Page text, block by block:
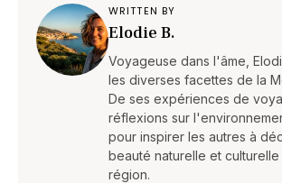
WRITTEN BY
Elodie B.
Voyageuse dans l'âme,
les diverses facettes de la
De ses expériences de
réflexions sur
pour inspirer les autres à
beauté naturelle et
région.